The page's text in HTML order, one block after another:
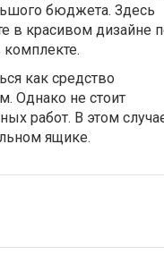
бюджета. Здесь
в красивом дизайне
как средство
Однако не стоит
работ. В этом
ящике.